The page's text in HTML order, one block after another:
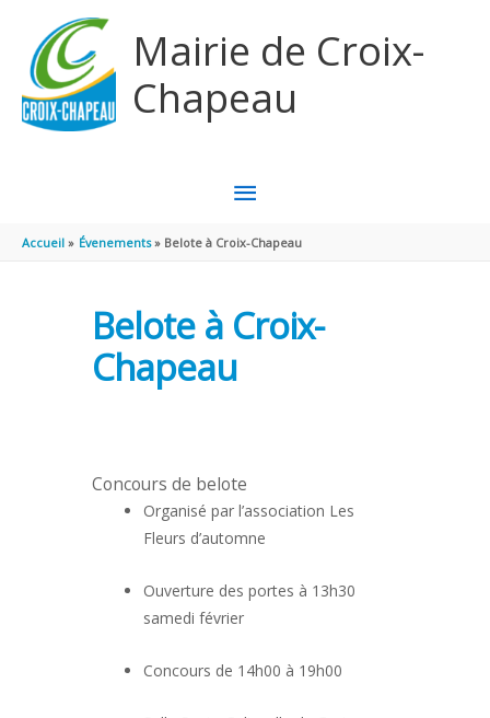
Mairie de Croix-
Chapeau
MENU
PRINCIPAL
Accueil Évenements Belote à Croix-Chapeau
Belote à Croix-
Chapeau
Concours de belote
Organisé par l’association Les
Fleurs d’automne
Ouverture des portes à 13h30
samedi février
Concours de 14h00 à 19h00